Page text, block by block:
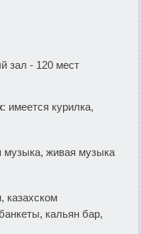
зал - 120 мест
: имеется курилка,
музыка, живая музыка
казахском
кальян бар,